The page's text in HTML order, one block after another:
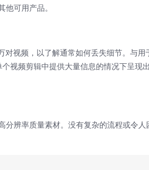
可用产品。
视频，以了解通常如何丢失细节。与用
视频剪辑中提供大量信息的情况下呈现
分辨率质量素材。没有复杂的流程或令人